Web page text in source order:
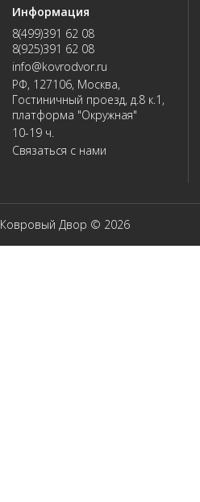
Информация
8(499)391 62 08
8(925)391 62 08
info@kovrodvor.ru
РФ, 127106, Москва,
Гостиничный проезд, д.8 к.1,
платформа "Окружная"
10-19 ч.
Связаться с нами
Ковровый Двор © 2026